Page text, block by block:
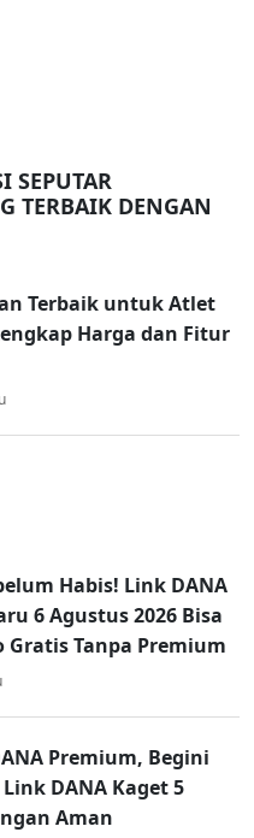
SEPUTAR
TERBAIK DENGAN
Terbaik untuk Atlet
Harga dan Fitur
Habis! Link DANA
6 Agustus 2026 Bisa
Gratis Tanpa Premium
Premium, Begini
DANA Kaget 5
Aman